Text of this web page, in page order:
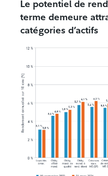
Le potentiel de
terme demeure
catégories d’actifs